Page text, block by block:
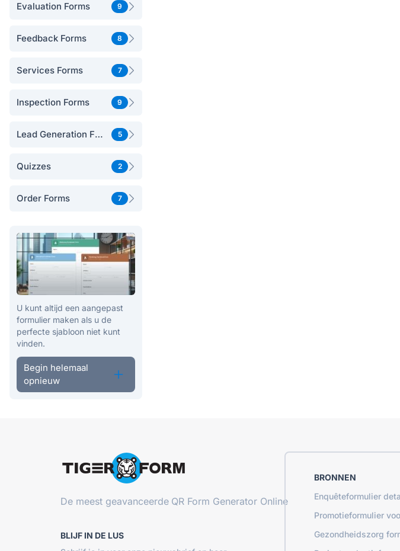
Evaluation Forms 9
Feedback Forms 8
Services Forms 7
Inspection Forms 9
Lead Generation Forms 5
Quizzes 2
Order Forms 7
U kunt altijd een aangepast
formulier maken als u de
perfecte sjabloon niet kunt
vinden.
Begin helemaal
opnieuw
De meest geavanceerde QR Form Generator Online
BLIJF IN DE LUS
BRONNEN
Enquêteformulier
Promotieformulier
Gezondheidszorg